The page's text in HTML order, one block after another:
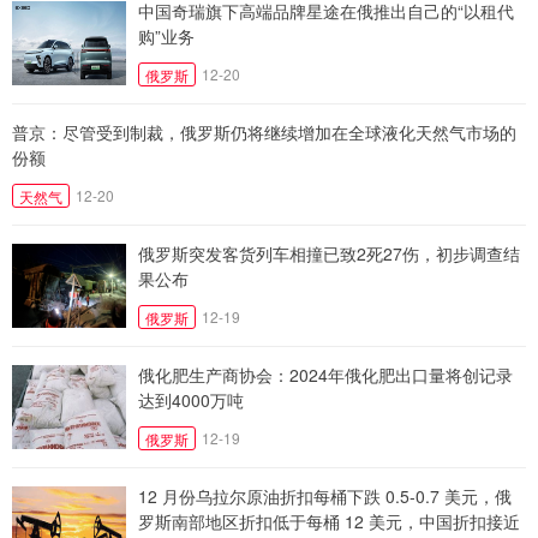
中国奇瑞旗下高端品牌星途在俄推出自己的“以租代
购”业务
俄罗斯 12-20
普京：尽管受到制裁，俄罗斯仍将继续增加在全球液化天然气市场的
份额
天然气 12-20
俄罗斯突发客货列车相撞已致2死27伤，初步调查结
果公布
俄罗斯 12-19
俄化肥生产商协会：2024年俄化肥出口量将创记录
达到4000万吨
俄罗斯 12-19
12 月份乌拉尔原油折扣每桶下跌 0.5-0.7 美元，俄
罗斯南部地区折扣低于每桶 12 美元，中国折扣接近